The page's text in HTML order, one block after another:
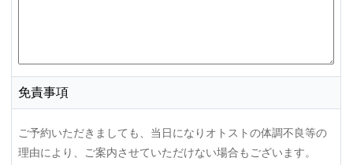
免責事項
ご予約いただきましても、当日になりオトストの体調不良等の
理由により、ご案内させていただけない場合もございます。